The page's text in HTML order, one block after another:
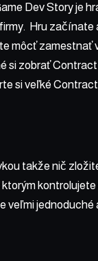
Dev Story je
Hru začínate
môcť zamestnať
si zobrať
si veľké
takže nič
veľmi